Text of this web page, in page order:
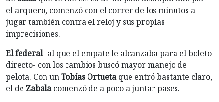
el arquero, comenzó con el correr de los minutos a
jugar también contra el reloj y sus propias
imprecisiones.
El federal-al que el empate le alcanzaba para el boleto
directo- con los cambios buscó mayor manejo de
pelota. Con unTobías Ortuetaque entró bastante claro,
el de Zabalacomenzó de a poco a juntar pases.